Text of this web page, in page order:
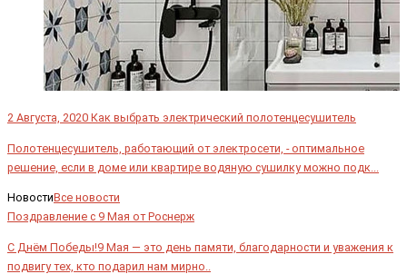
2 Августа, 2020 Как выбрать электрический полотенцесушитель
Полотенцесушитель, работающий от электросети, - оптимальное
решение, если в доме или квартире водяную сушилку можно подк...
НовостиВсе новости
Поздравление с 9 Мая от Роснерж
С Днём Победы!9 Мая — это день памяти, благодарности и уважения к
подвигу тех, кто подарил нам мирно..